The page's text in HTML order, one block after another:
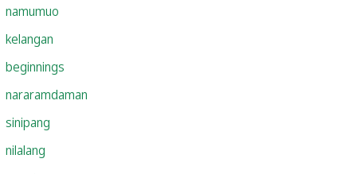
namumuo
kelangan
beginnings
nararamdaman
sinipang
nilalang